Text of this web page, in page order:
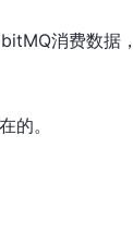
消费数据
的。